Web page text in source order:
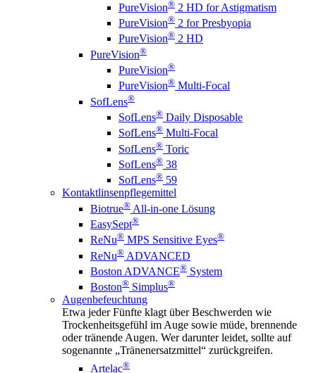
PureVision® 2 HD for Astigmatism
PureVision® 2 for Presbyopia
PureVision® 2 HD
PureVision®
PureVision®
PureVision® Multi-Focal
SofLens®
SofLens® Daily Disposable
SofLens® Multi-Focal
SofLens® Toric
SofLens® 38
SofLens® 59
Kontaktlinsenpflegemittel
Biotrue® All-in-one Lösung
EasySept®
ReNu® MPS Sensitive Eyes®
ReNu® ADVANCED
Boston ADVANCE® System
Boston® Simplus®
Augenbefeuchtung
Etwa jeder Fünfte klagt über Beschwerden wie
Trockenheitsgefühl im Auge sowie müde, brennende
oder tränende Augen. Wer darunter leidet, sollte auf
sogenannte „Tränenersatzmittel“ zurückgreifen.
Artelac®